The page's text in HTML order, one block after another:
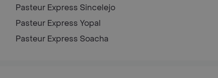
Pasteur Express Sincelejo
Pasteur Express Yopal
Pasteur Express Soacha